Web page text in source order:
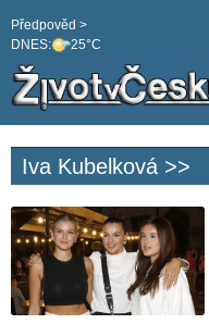
DNES: 25°C
Předpověd >
Iva Kubelková >>